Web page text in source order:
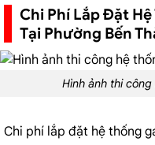
Chi Phí Lắp Đặt
Tại Phường Bến
Hình ảnh thi
Chi phí lắp đặt hệ thống